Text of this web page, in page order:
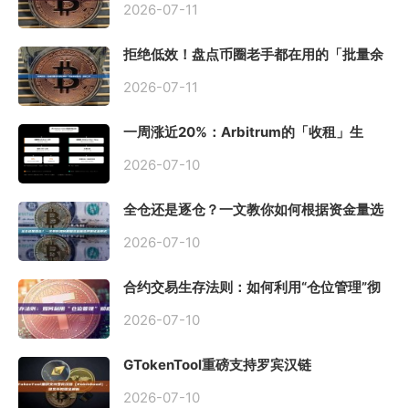
2026-07-11
拒绝低效！盘点币圈老手都在用的「批量余
2026-07-11
一周涨近20%：Arbitrum的「收租」生
2026-07-10
全仓还是逐仓？一文教你如何根据资金量选
2026-07-10
合约交易生存法则：如何利用“仓位管理”彻
2026-07-10
GTokenTool重磅支持罗宾汉链
2026-07-10